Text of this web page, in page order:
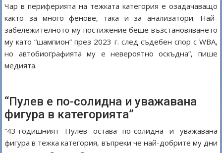
Чар в периферията на тежката категория е озадачаващо
както за много фенове, така и за анализатори. Най-
забележителното му постижение беше възстановяването
му като “шампион” през 2023 г. след съдебен спор с WBA,
но автобиографията му е невероятно оскъдна”, пише
медията.
“Пулев е по-солидна и уважавана
фигура в категорията”
“43-годишният Пулев остава по-солидна и уважавана
фигура в тежка категория, въпреки че най-добрите му дни